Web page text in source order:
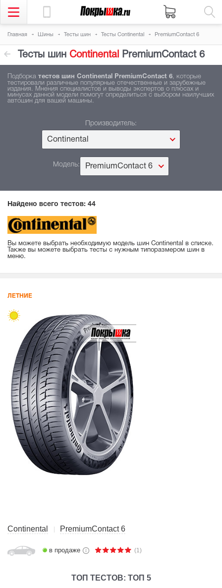
Главная Шины Тесты шин Тесты Continental PremiumContact 6
Тесты шин Continental PremiumContact 6
Подборка тестов шин Continental PremiumContact 6, которые
тестировали различные популярные отечественные и зарубежные
издания. Мнения специалистов и выводы экспертов о плюсах и
минусах данной модели помогут определиться с выбором наилучших
автошин для вашей машины.
Производитель:
Continental
Модель: PremiumContact 6
Найдено всего тестов: 44
Вы можете выбрать необходимую модель шин Continental в списке.
Также вы можете выбрать тесты с нужным типоразмером шин в
меню.
ЛЕТНИЕ
Continental PremiumContact 6
в продаже (1)
ТОП ТЕСТОВ: ТОП 5